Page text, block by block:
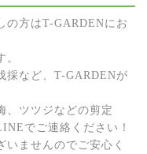
の方はT-GARDENにお
採など、T-GARDENが
、ツツジなどの剪定
でご連絡ください！
いませんのでご安心く